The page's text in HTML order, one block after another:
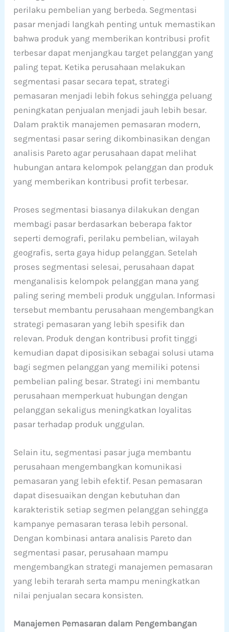
perilaku pembelian yang berbeda. Segmentasi
pasar menjadi langkah penting untuk memastikan
bahwa produk yang memberikan kontribusi profit
terbesar dapat menjangkau target pelanggan yang
paling tepat. Ketika perusahaan melakukan
segmentasi pasar secara tepat, strategi
pemasaran menjadi lebih fokus sehingga peluang
peningkatan penjualan menjadi jauh lebih besar.
Dalam praktik manajemen pemasaran modern,
segmentasi pasar sering dikombinasikan dengan
analisis Pareto agar perusahaan dapat melihat
hubungan antara kelompok pelanggan dan produk
yang memberikan kontribusi profit terbesar.
Proses segmentasi biasanya dilakukan dengan
membagi pasar berdasarkan beberapa faktor
seperti demografi, perilaku pembelian, wilayah
geografis, serta gaya hidup pelanggan. Setelah
proses segmentasi selesai, perusahaan dapat
menganalisis kelompok pelanggan mana yang
paling sering membeli produk unggulan. Informasi
tersebut membantu perusahaan mengembangkan
strategi pemasaran yang lebih spesifik dan
relevan. Produk dengan kontribusi profit tinggi
kemudian dapat diposisikan sebagai solusi utama
bagi segmen pelanggan yang memiliki potensi
pembelian paling besar. Strategi ini membantu
perusahaan memperkuat hubungan dengan
pelanggan sekaligus meningkatkan loyalitas
pasar terhadap produk unggulan.
Selain itu, segmentasi pasar juga membantu
perusahaan mengembangkan komunikasi
pemasaran yang lebih efektif. Pesan pemasaran
dapat disesuaikan dengan kebutuhan dan
karakteristik setiap segmen pelanggan sehingga
kampanye pemasaran terasa lebih personal.
Dengan kombinasi antara analisis Pareto dan
segmentasi pasar, perusahaan mampu
mengembangkan strategi manajemen pemasaran
yang lebih terarah serta mampu meningkatkan
nilai penjualan secara konsisten.
Manajemen Pemasaran dalam Pengembangan